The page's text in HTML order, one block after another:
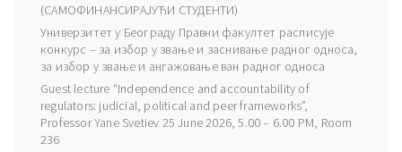
(САМОФИНАНСИРАЈУЋИ СТУДЕНТИ)
Универзитет у Београду Правни факултет расписује
конкурс – за избор у звање и заснивање радног односа,
за избор у звање и ангажовање ван радног односа
Guest lecture “Independence and accountability of
regulators: judicial, political and peer frameworks”,
Professor Yane Svetiev 25 June 2026, 5.00 – 6.00 PM, Room
236